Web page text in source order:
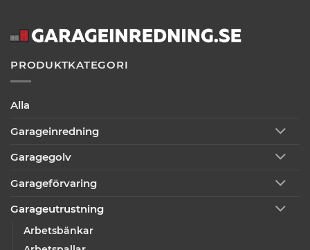
PRODUKTKATEGORI
Alla
Garageinredning
Garagegolv
Garageförvaring
Garageutrustning
Arbetsbänkar